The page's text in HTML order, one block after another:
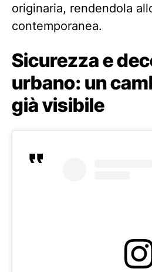
originaria, rendendola
contemporanea.
Sicurezza e
urbano: un
già visibile